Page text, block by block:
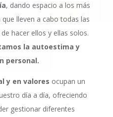
, dando espacio a los más
lleven a cabo todas las
hacer ellos y ellas solos.
la autoestima y
personal.
y en valores ocupan un
día a día, ofreciendo
gestionar diferentes